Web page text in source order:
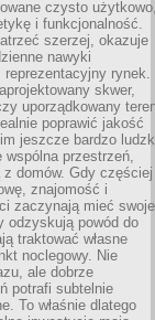
czysto użytkowo,
i funkcjonalność.
szerzej, okazuje
nawyki
rynek.
skwer,
uporządkowany
poprawić jakość
jeszcze bardzo
przestrzeń,
domów. Gdy częściej
znajomość i
zaczynają mieć swoje
odzyskują powód do
traktować własne
noclegowy. Nie
ale dobrze
potrafi subtelnie
To właśnie dlatego